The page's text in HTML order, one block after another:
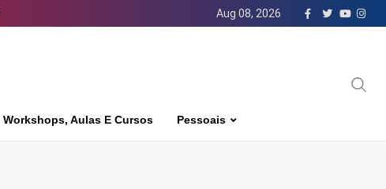
Aug 08, 2026
Workshops, Aulas E Cursos Pessoais